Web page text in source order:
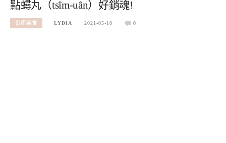
點蟳丸（tsîm-uân）好銷魂!
台南美食 LYDIA 2021-05-10 0